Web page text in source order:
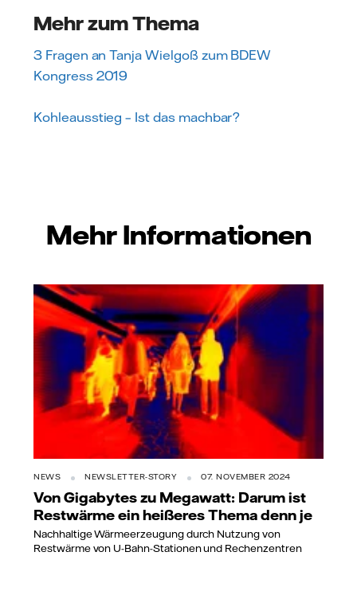
Mehr zum Thema
3 Fragen an Tanja Wielgoß zum BDEW
Kongress 2019
Kohleausstieg – Ist das machbar?
Mehr Informationen
NEWS NEWSLETTER-STORY 07. NOVEMBER 2024
Von Gigabytes zu Megawatt: Darum ist
Restwärme ein heißeres Thema denn je
Nachhaltige Wärmeerzeugung durch Nutzung von
Restwärme von U-Bahn-Stationen und Rechenzentren